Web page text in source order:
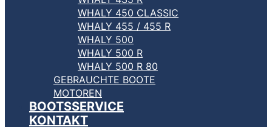
WHALY 450 CLASSIC
WHALY 455 / 455 R
WHALY 500
WHALY 500 R
WHALY 500 R 80
GEBRAUCHTE BOOTE
MOTOREN
BOOTSSERVICE
KONTAKT